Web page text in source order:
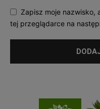
Zapisz moje nazwisko,
tej przeglądarce na